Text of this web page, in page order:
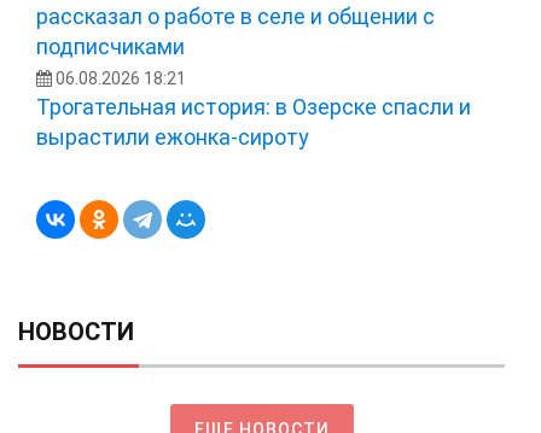
рассказал о работе в селе и общении с
подписчиками
06.08.2026 18:21
Трогательная история: в Озерске спасли и
вырастили ежонка‑сироту
НОВОСТИ
ЕЩЕ НОВОСТИ